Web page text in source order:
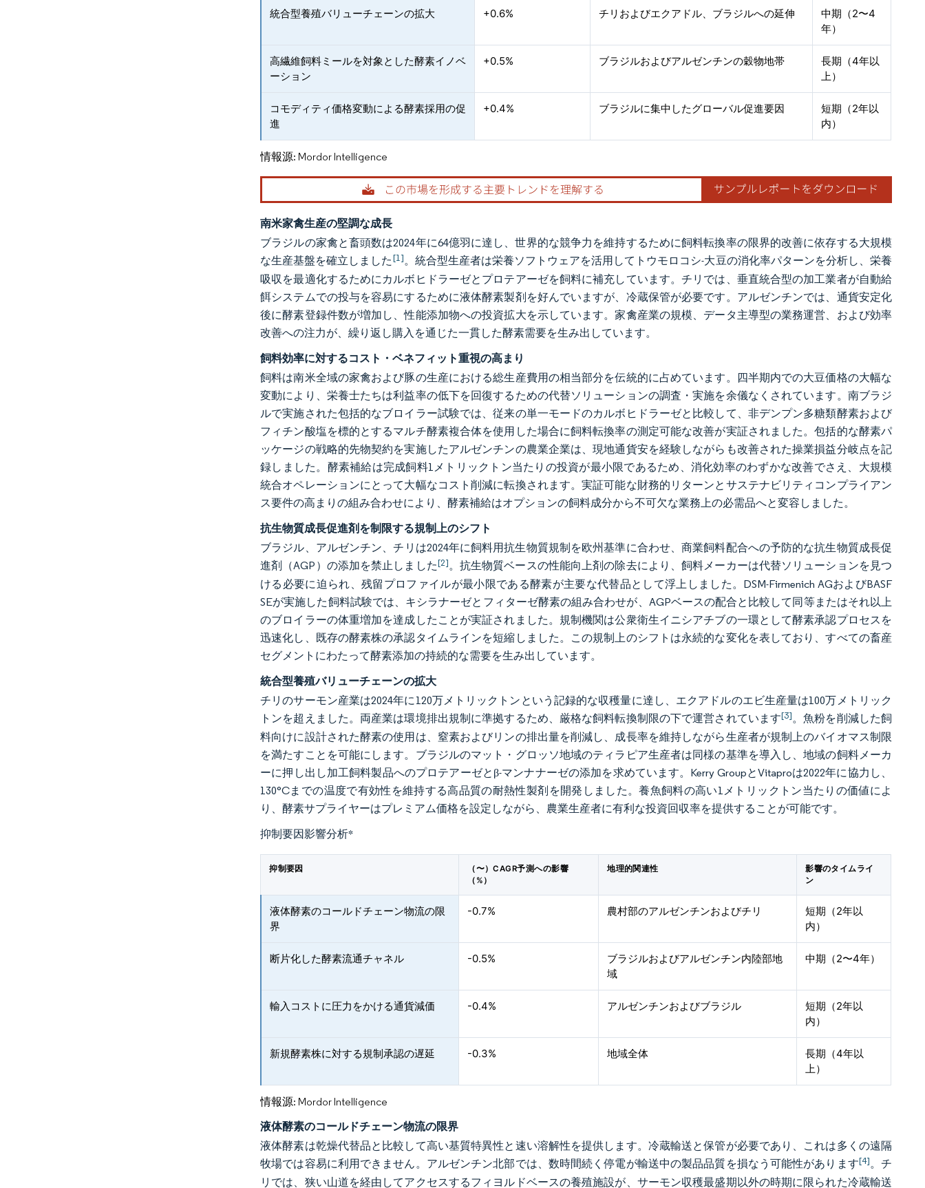
統合型養殖バリューチェーンの拡大 +0.6% チリおよびエクアドル、ブラジルへの延伸
中期（2〜4
年）
高繊維飼料ミールを対象とした酵素イノベ
ーション
+0.5% ブラジルおよびアルゼンチンの穀物地帯
長期（4年以
上）
コモディティ価格変動による酵素採用の促
進
+0.4% ブラジルに集中したグローバル促進要因
短期（2年以
内）
情報源: Mordor Intelligence
南米家禽生産の堅調な成長
ブラジルの家禽と畜頭数は2024年に64億羽に達し、世界的な競争力を維持するために飼料転換率の限界的改善に依存する大規模
な生産基盤を確立しました[1]。統合型生産者は栄養ソフトウェアを活用してトウモロコシ-大豆の消化率パターンを分析し、栄養
吸収を最適化するためにカルボヒドラーゼとプロテアーゼを飼料に補充しています。チリでは、垂直統合型の加工業者が自動給
餌システムでの投与を容易にするために液体酵素製剤を好んでいますが、冷蔵保管が必要です。アルゼンチンでは、通貨安定化
後に酵素登録件数が増加し、性能添加物への投資拡大を示しています。家禽産業の規模、データ主導型の業務運営、および効率
改善への注力が、繰り返し購入を通じた一貫した酵素需要を生み出しています。
飼料効率に対するコスト・ベネフィット重視の高まり
飼料は南米全域の家禽および豚の生産における総生産費用の相当部分を伝統的に占めています。四半期内での大豆価格の大幅な
変動により、栄養士たちは利益率の低下を回復するための代替ソリューションの調査・実施を余儀なくされています。南ブラジ
ルで実施された包括的なブロイラー試験では、従来の単一モードのカルボヒドラーゼと比較して、非デンプン多糖類酵素および
フィチン酸塩を標的とするマルチ酵素複合体を使用した場合に飼料転換率の測定可能な改善が実証されました。包括的な酵素パ
ッケージの戦略的先物契約を実施したアルゼンチンの農業企業は、現地通貨安を経験しながらも改善された操業損益分岐点を記
録しました。酵素補給は完成飼料1メトリックトン当たりの投資が最小限であるため、消化効率のわずかな改善でさえ、大規模
統合オペレーションにとって大幅なコスト削減に転換されます。実証可能な財務的リターンとサステナビリティコンプライアン
ス要件の高まりの組み合わせにより、酵素補給はオプションの飼料成分から不可欠な業務上の必需品へと変容しました。
抗生物質成長促進剤を制限する規制上のシフト
ブラジル、アルゼンチン、チリは2024年に飼料用抗生物質規制を欧州基準に合わせ、商業飼料配合への予防的な抗生物質成長促
進剤（AGP）の添加を禁止しました[2]。抗生物質ベースの性能向上剤の除去により、飼料メーカーは代替ソリューションを見つ
ける必要に迫られ、残留プロファイルが最小限である酵素が主要な代替品として浮上しました。DSM-Firmenich AGおよびBASF
SEが実施した飼料試験では、キシラナーゼとフィターゼ酵素の組み合わせが、AGPベースの配合と比較して同等またはそれ以上
のブロイラーの体重増加を達成したことが実証されました。規制機関は公衆衛生イニシアチブの一環として酵素承認プロセスを
迅速化し、既存の酵素株の承認タイムラインを短縮しました。この規制上のシフトは永続的な変化を表しており、すべての畜産
セグメントにわたって酵素添加の持続的な需要を生み出しています。
統合型養殖バリューチェーンの拡大
チリのサーモン産業は2024年に120万メトリックトンという記録的な収穫量に達し、エクアドルのエビ生産量は100万メトリック
トンを超えました。両産業は環境排出規制に準拠するため、厳格な飼料転換制限の下で運営されています[3]。魚粉を削減した飼
料向けに設計された酵素の使用は、窒素およびリンの排出量を削減し、成長率を維持しながら生産者が規制上のバイオマス制限
を満たすことを可能にします。ブラジルのマット・グロッソ地域のティラピア生産者は同様の基準を導入し、地域の飼料メーカ
ーに押し出し加工飼料製品へのプロテアーゼとβ-マンナナーゼの添加を求めています。Kerry GroupとVitaproは2022年に協力し、
130°Cまでの温度で有効性を維持する高品質の耐熱性製剤を開発しました。養魚飼料の高い1メトリックトン当たりの価値によ
り、酵素サプライヤーはプレミアム価格を設定しながら、農業生産者に有利な投資回収率を提供することが可能です。
抑制要因影響分析*
抑制要因
（〜）CAGR予測への影響
（%）
地理的関連性
影響のタイムライ
ン
液体酵素のコールドチェーン物流の限
界
-0.7% 農村部のアルゼンチンおよびチリ
短期（2年以
内）
断片化した酵素流通チャネル -0.5%
ブラジルおよびアルゼンチン内陸部地
域
中期（2〜4年）
輸入コストに圧力をかける通貨減価 -0.4% アルゼンチンおよびブラジル
短期（2年以
内）
新規酵素株に対する規制承認の遅延 -0.3% 地域全体
長期（4年以
上）
情報源: Mordor Intelligence
液体酵素のコールドチェーン物流の限界
液体酵素は乾燥代替品と比較して高い基質特異性と速い溶解性を提供します。冷蔵輸送と保管が必要であり、これは多くの遠隔
牧場では容易に利用できません。アルゼンチン北部では、数時間続く停電が輸送中の製品品質を損なう可能性があります[4]。チ
リでは、狭い山道を経由してアクセスするフィヨルドベースの養殖施設が、サーモン収穫最盛期以外の時期に限られた冷蔵輸送